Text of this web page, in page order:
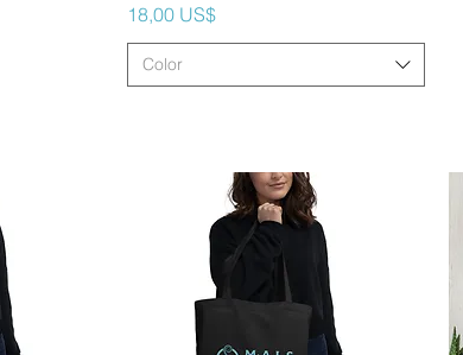
Precio
18,00 US$
Color